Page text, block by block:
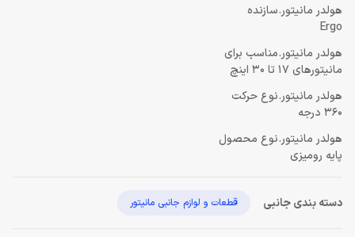
هولدر مانیتور.سازنده
Ergo
هولدر مانیتور.مناسب برای
مانیتورهای 17 تا 30 اینچ
هولدر مانیتور.نوع حرکت
360 درجه
هولدر مانیتور.نوع محصول
پایه رومیزی
دسته بندی جانبی قطعات و لوازم جانبی مانیتور